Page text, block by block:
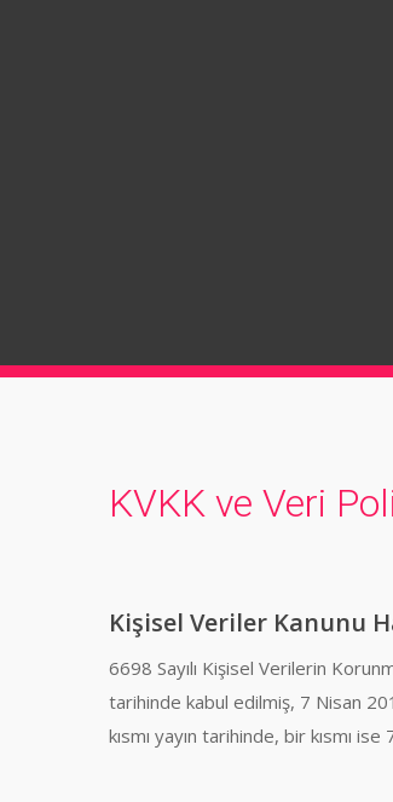
KVKK ve Veri
Kişisel Veriler Kanunu
6698 Sayılı Kişisel Verilerin
tarihinde kabul edilmiş, 7 Nisan
kısmı yayın tarihinde, bir kısmı